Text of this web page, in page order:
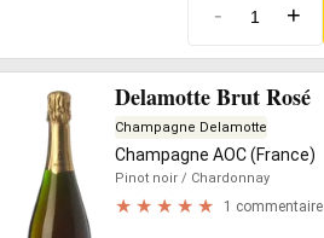
- +
Delamotte Brut Rosé
Champagne Delamotte
Champagne AOC (France)
Pinot noir / Chardonnay
1 commentaire